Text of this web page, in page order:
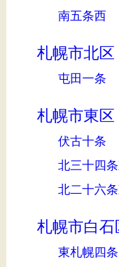
南五条西
札幌市北区
屯田一条
札幌市東区
伏古十条
北三十四
北二十六
札幌市白石
東札幌四条